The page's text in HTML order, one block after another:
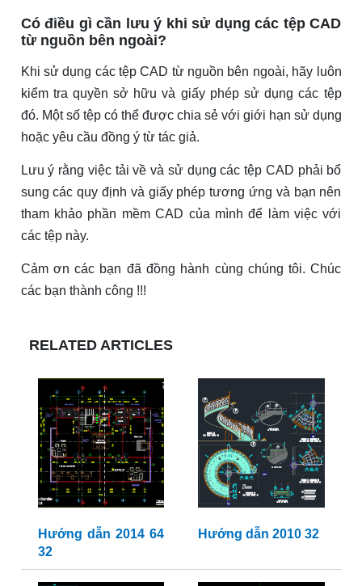
Có điều gì cần lưu ý khi sử dụng các tệp CAD
từ nguồn bên ngoài?
Khi sử dụng các tệp CAD từ nguồn bên ngoài, hãy luôn
kiểm tra quyền sở hữu và giấy phép sử dụng các tệp
đó. Một số tệp có thể được chia sẻ với giới hạn sử dụng
hoặc yêu cầu đồng ý từ tác giả.
Lưu ý rằng việc tải về và sử dụng các tệp CAD phải bổ
sung các quy định và giấy phép tương ứng và bạn nên
tham khảo phần mềm CAD của mình để làm việc với
các tệp này.
Cảm ơn các bạn đã đồng hành cùng chúng tôi. Chúc
các bạn thành công !!!
RELATED ARTICLES
Hướng dẫn 2014 64
32
Hướng dẫn 2010 32